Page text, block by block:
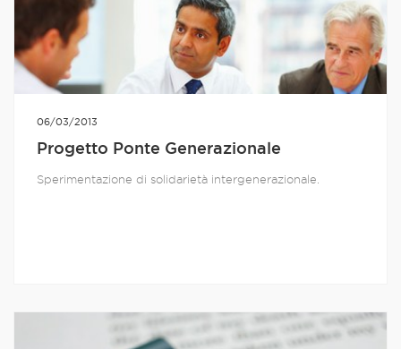
06/03/2013
Progetto Ponte Generazionale
Sperimentazione di solidarietà intergenerazionale.